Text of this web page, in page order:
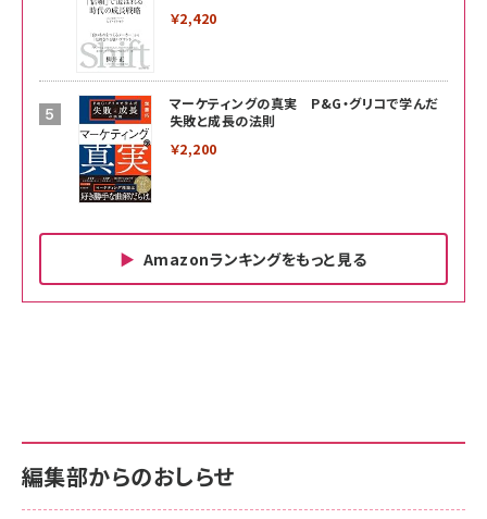
￥2,420
マーケティングの真実 P&G・グリコで学んだ
失敗と成長の法則
￥2,200
Amazonランキングをもっと見る
￥880
anan(アンアン)2026/06/24号 No.2500増刊
スペシャルエディション[王道エンタメの矜持／
サポート正規品 メーカー保証5年 KLMEA128G
NIMASO ガラスフィルム iPhone 17 用 保護フィ
サポート正規品 メーカー保証5年 KLMEA128G
Amazon eギフトカード - Amazonロゴ - クラ
編集部からのおしらせ